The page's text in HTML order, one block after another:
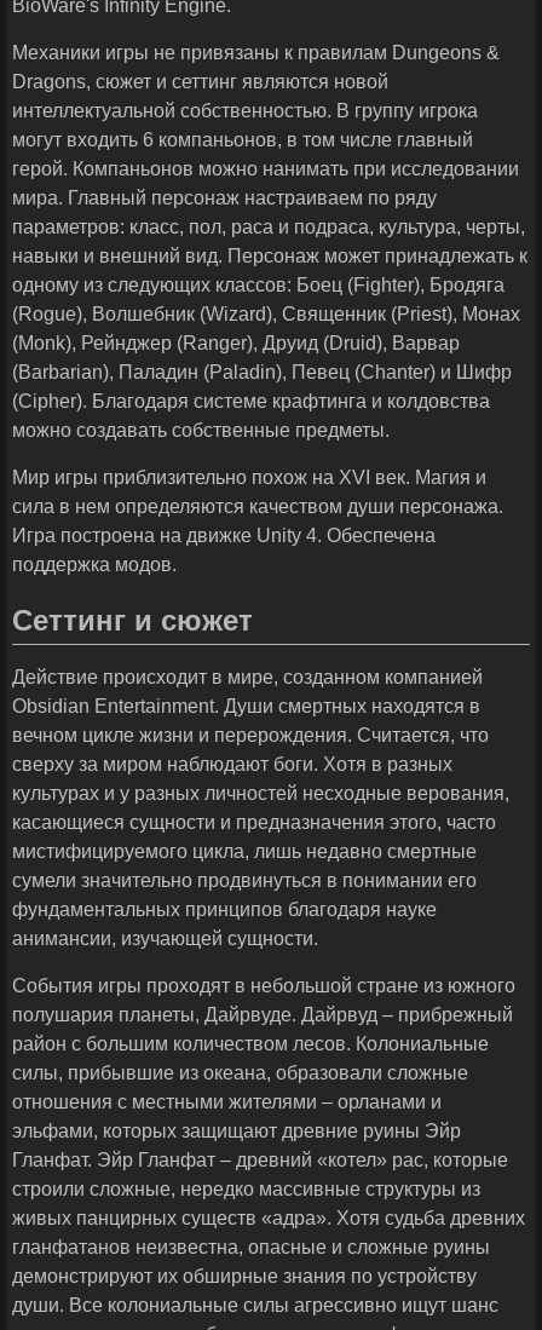
BioWare's Infinity Engine.
Механики игры не привязаны к правилам Dungeons &
Dragons, сюжет и сеттинг являются новой
интеллектуальной собственностью. В группу игрока
могут входить 6 компаньонов, в том числе главный
герой. Компаньонов можно нанимать при исследовании
мира. Главный персонаж настраиваем по ряду
параметров: класс, пол, раса и подраса, культура, черты,
навыки и внешний вид. Персонаж может принадлежать к
одному из следующих классов: Боец (Fighter), Бродяга
(Rogue), Волшебник (Wizard), Священник (Priest), Монах
(Monk), Рейнджер (Ranger), Друид (Druid), Варвар
(Barbarian), Паладин (Paladin), Певец (Chanter) и Шифр
(Cipher). Благодаря системе крафтинга и колдовства
можно создавать собственные предметы.
Мир игры приблизительно похож на XVI век. Магия и
сила в нем определяются качеством души персонажа.
Игра построена на движке Unity 4. Обеспечена
поддержка модов.
Сеттинг и сюжет
Действие происходит в мире, созданном компанией
Obsidian Entertainment. Души смертных находятся в
вечном цикле жизни и перерождения. Считается, что
сверху за миром наблюдают боги. Хотя в разных
культурах и у разных личностей несходные верования,
касающиеся сущности и предназначения этого, часто
мистифицируемого цикла, лишь недавно смертные
сумели значительно продвинуться в понимании его
фундаментальных принципов благодаря науке
анимансии, изучающей сущности.
События игры проходят в небольшой стране из южного
полушария планеты, Дайрвуде. Дайрвуд – прибрежный
район с большим количеством лесов. Колониальные
силы, прибывшие из океана, образовали сложные
отношения с местными жителями – орланами и
эльфами, которых защищают древние руины Эйр
Гланфат. Эйр Гланфат – древний «котел» рас, которые
строили сложные, нередко массивные структуры из
живых панцирных существ «адра». Хотя судьба древних
гланфатанов неизвестна, опасные и сложные руины
демонстрируют их обширные знания по устройству
души. Все колониальные силы агрессивно ищут шанс